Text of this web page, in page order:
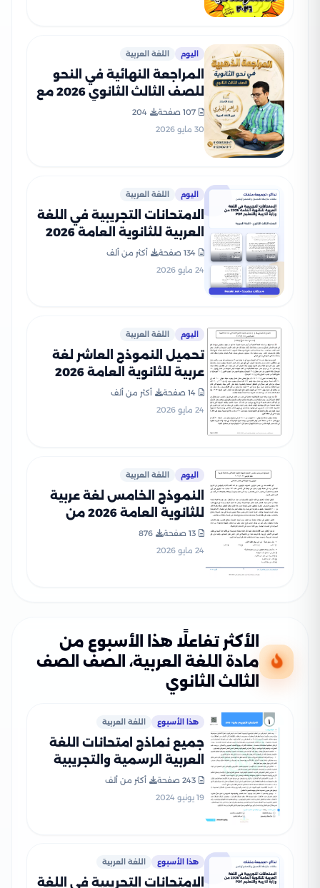
اليوم اللغة العربية
المراجعة النهائية في النحو
للصف الثالث الثانوي 2026 مع
إبراهيم الجابري
107 صفحة
204
30 مايو 2026
اليوم اللغة العربية
الامتحانات التجريبية في اللغة
العربية للثانوية العامة 2026
من وزارة التربية والتعليم PDF
134 صفحة
أكثر من ألف
24 مايو 2026
اليوم اللغة العربية
تحميل النموذج العاشر لغة
عربية للثانوية العامة 2026
استرشادي من وزارة التعليم
14 صفحة
أكثر من ألف
24 مايو 2026
اليوم اللغة العربية
النموذج الخامس لغة عربية
للثانوية العامة 2026 من
نماذج وزارة التعليم
الاسترشادية
13 صفحة
876
24 مايو 2026
الأكثر تفاعلًا هذا الأسبوع من
مادة اللغة العربية، الصف الصف
الثالث الثانوي
هذا الأسبوع اللغة العربية
جميع نماذج امتحانات اللغة
العربية الرسمية والتجريبية
2025) بصيغة PDF
243 صفحة
أكثر من ألف
19 يونيو 2024
هذا الأسبوع اللغة العربية
الامتحانات التجريبية في اللغة